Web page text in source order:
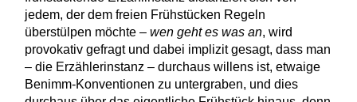
jedem, der dem freien Frühstücken Regeln
überstülpen möchte –wen geht es was an, wird
provokativ gefragt und dabei implizit gesagt, dass man
– die Erzählerinstanz – durchaus willens ist, etwaige
Benimm-Konventionen zu untergraben, und dies